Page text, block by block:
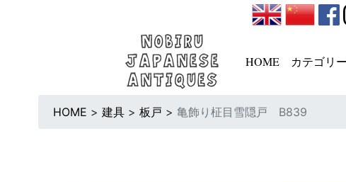
HOME カテゴリー
HOME > 建具 > 板戸 > 亀飾り柾目雪隠戸 B839